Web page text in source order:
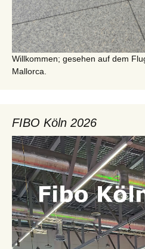
Willkommen; gesehen auf dem
Mallorca.
FIBO Köln 2026
Video-
Player